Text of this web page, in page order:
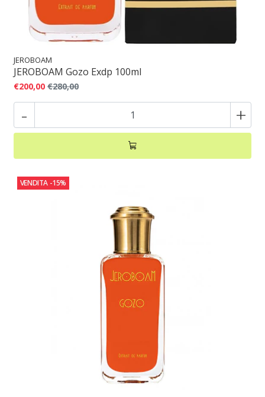
JEROBOAM
JEROBOAM Gozo Exdp 100ml
€200,00 €280,00
- +
VENDITA -15%